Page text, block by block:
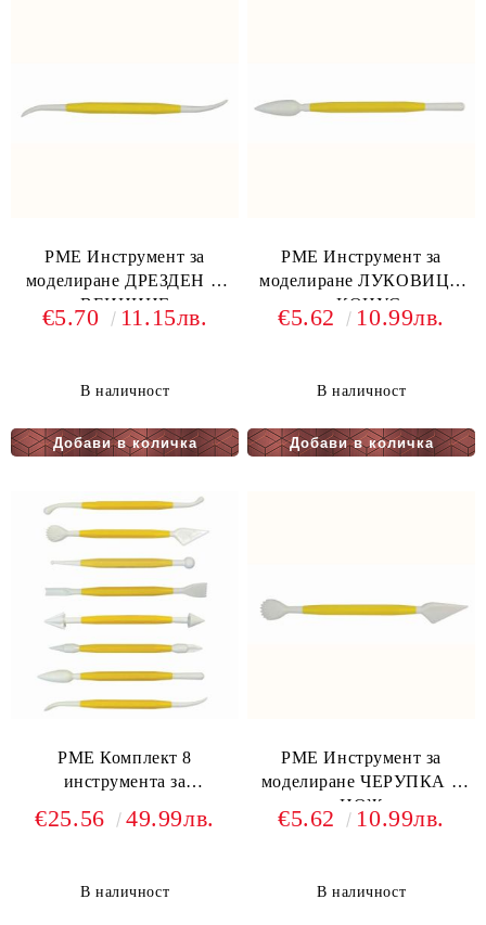
PME Инструмент за
моделиране ДРЕЗДЕН И
ВЕИНИНГ
€5.70 11.15лв.
В наличност
PME Инструмент за
моделиране ЛУКОВИЦА
и КОНУС
€5.62 10.99лв.
В наличност
PME Комплект 8
инструмента за
€25.56 49.99лв.
В наличност
PME Инструмент за
моделиране ЧЕРУПКА и
НОЖ
€5.62 10.99лв.
В наличност